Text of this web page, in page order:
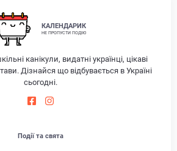
КАЛЕНДАРИК
НЕ ПРОПУСТИ ПОДІЮ
канікули, видатні українці, цікаві
Дізнайся що відбувається в Україні
сьогодні.
Події та свята